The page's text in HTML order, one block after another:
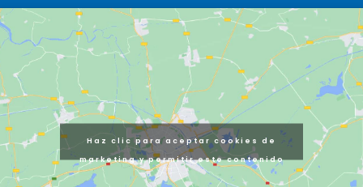
Haz clic para aceptar cookies de
marketing y permitir este contenido